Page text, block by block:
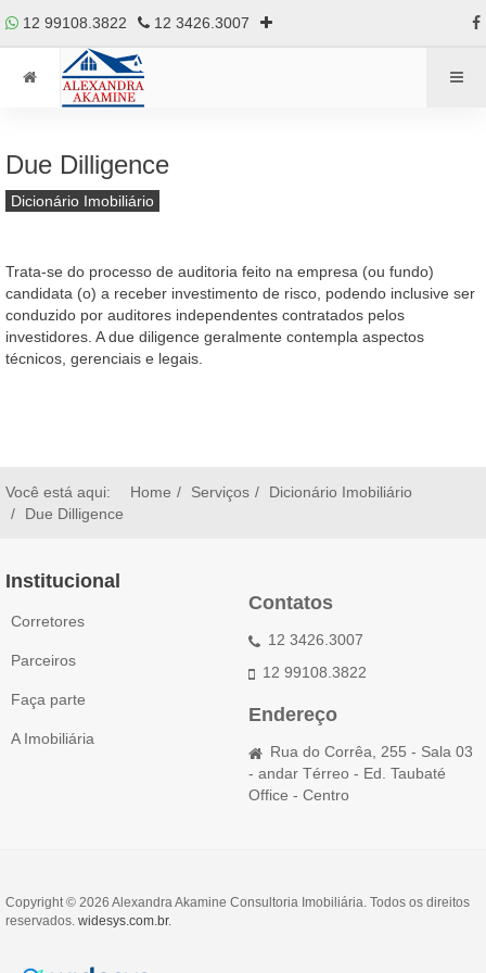
12 99108.3822 12 3426.3007
Due Dilligence
Dicionário Imobiliário
Trata-se do processo de auditoria feito na empresa (ou fundo)
candidata (o) a receber investimento de risco, podendo inclusive ser
conduzido por auditores independentes contratados pelos
investidores. A due diligence geralmente contempla aspectos
técnicos, gerenciais e legais.
Você está aqui: Home Serviços
Dicionário Imobiliário
Due Dilligence
Institucional
Corretores
Parceiros
Faça parte
A Imobiliária
Contatos
12 3426.3007
12 99108.3822
Endereço
Rua do Corrêa, 255 - Sala 03
- andar Térreo - Ed. Taubaté
Office - Centro
Copyright © 2026 Alexandra Akamine Consultoria Imobiliária. Todos os direitos
reservados. widesys.com.br.